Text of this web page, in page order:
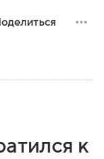
к